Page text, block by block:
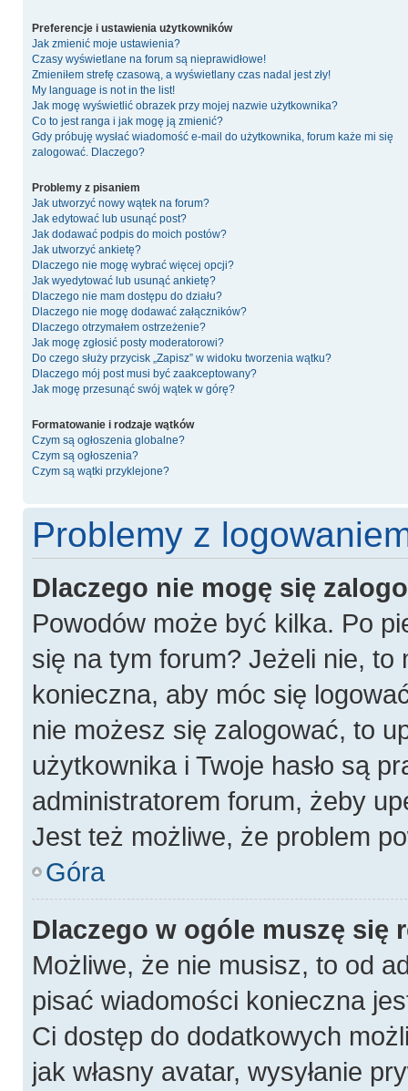
Preferencje i ustawienia użytkowników
Jak zmienić moje ustawienia?
Czasy wyświetlane na forum są nieprawidłowe!
Zmieniłem strefę czasową, a wyświetlany czas nadal jest zły!
My language is not in the list!
Jak mogę wyświetlić obrazek przy mojej nazwie użytkownika?
Co to jest ranga i jak mogę ją zmienić?
Gdy próbuję wysłać wiadomość e-mail do użytkownika, forum każe mi się
zalogować. Dlaczego?
Problemy z pisaniem
Jak utworzyć nowy wątek na forum?
Jak edytować lub usunąć post?
Jak dodawać podpis do moich postów?
Jak utworzyć ankietę?
Dlaczego nie mogę wybrać więcej opcji?
Jak wyedytować lub usunąć ankietę?
Dlaczego nie mam dostępu do działu?
Dlaczego nie mogę dodawać załączników?
Dlaczego otrzymałem ostrzeżenie?
Jak mogę zgłosić posty moderatorowi?
Do czego służy przycisk „Zapisz” w widoku tworzenia wątku?
Dlaczego mój post musi być zaakceptowany?
Jak mogę przesunąć swój wątek w górę?
Formatowanie i rodzaje wątków
Czym są ogłoszenia globalne?
Czym są ogłoszenia?
Czym są wątki przyklejone?
Problemy z
Dlaczego nie mogę się
Powodów może być kilka. Po
się na tym forum? Jeżeli nie,
konieczna, aby móc się
nie możesz się zalogować, to
użytkownika i Twoje hasło są
administratorem forum, żeby
Jest też możliwe, że problem
Góra
Dlaczego w ogóle muszę się
Możliwe, że nie musisz, to od
pisać wiadomości konieczna
Ci dostęp do dodatkowych
jak własny avatar, wysyłanie